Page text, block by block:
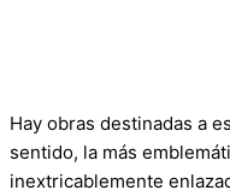
Hay obras destinadas a
sentido, la más
inextricablemente